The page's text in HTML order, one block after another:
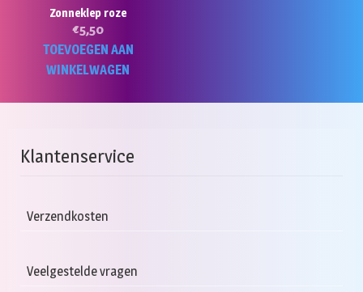
Zonneklep roze
€5,50
TOEVOEGEN AAN
WINKELWAGEN
Klantenservice
Verzendkosten
Veelgestelde vragen